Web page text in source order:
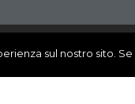
sul nostro sito.